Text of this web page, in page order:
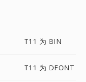
T11 为 BIN
T11 为 DFONT